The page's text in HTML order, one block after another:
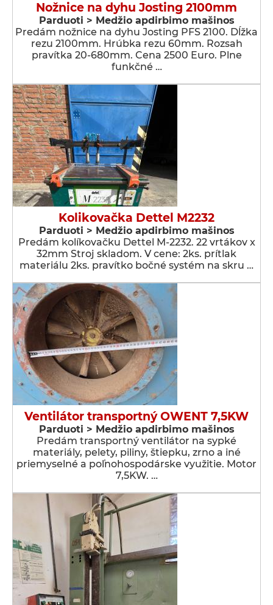
Nožnice na dyhu Josting 2100mm
Parduoti > Medžio apdirbimo mašinos
Predám nožnice na dyhu Josting PFS 2100. Dĺžka
rezu 2100mm. Hrúbka rezu 60mm. Rozsah
pravítka 20-680mm. Cena 2500 Euro. Plne
funkčné …
Kolikovačka Dettel M2232
Parduoti > Medžio apdirbimo mašinos
Predám kolíkovačku Dettel M-2232. 22 vrtákov x
32mm Stroj skladom. V cene: 2ks. prítlak
materiálu 2ks. pravítko bočné systém na skru …
Ventilátor transportný OWENT 7,5KW
Parduoti > Medžio apdirbimo mašinos
Predám transportný ventilátor na sypké
materiály, pelety, piliny, štiepku, zrno a iné
priemyselné a poľnohospodárske využitie. Motor
7,5KW. …